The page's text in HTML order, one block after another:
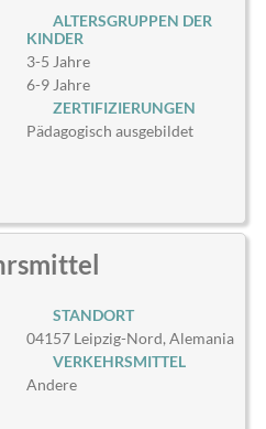
ALTERSGRUPPEN DER
KINDER
3-5 Jahre
6-9 Jahre
ZERTIFIZIERUNGEN
Pädagogisch ausgebildet
STANDORT
04157 Leipzig-Nord, Alemania
VERKEHRSMITTEL
Andere